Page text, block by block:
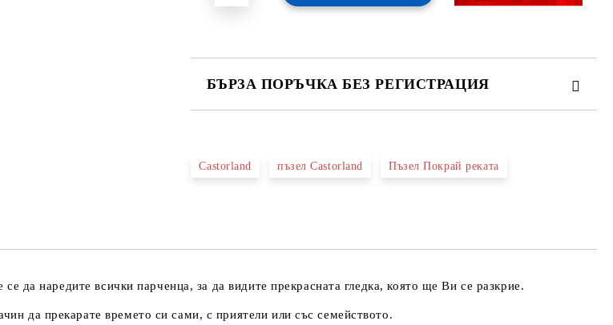
БЪРЗА ПОРЪЧКА БЕЗ РЕГИСТРАЦИЯ
Ние ще се свържем с вас в рамките на работния ден.
Castorland пъзел Castorland Пъзел Покрай реката
да наредите всички парченца, за да видите прекрасната гледка, която ще Ви се разкрие.
да прекарате времето си сами, с приятели или със семейството.